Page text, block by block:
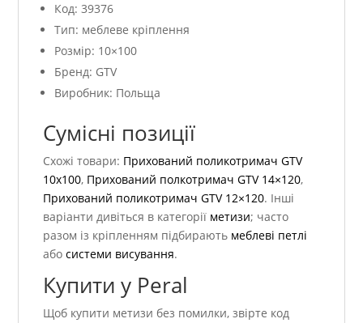
Код: 39376
Тип: меблеве кріплення
Розмір: 10×100
Бренд: GTV
Виробник: Польща
Сумісні позиції
Схожі товари: Прихований поликотримач GTV
10х100, Прихований полкотримач GTV 14×120,
Прихований поликотримач GTV 12×120. Інші
варіанти дивіться в категорії метизи; часто
разом із кріпленням підбирають меблеві петлі
абосистеми висування.
Купити у Peral
Щоб купити метизи без помилки, звірте код